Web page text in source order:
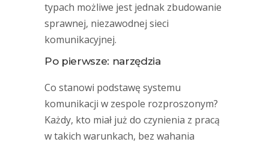
typach możliwe jest jednak zbudowanie
sprawnej, niezawodnej sieci
komunikacyjnej.
Po pierwsze: narzędzia
Co stanowi podstawę systemu
komunikacji w zespole rozproszonym?
Każdy, kto miał już do czynienia z pracą
w takich warunkach, bez wahania